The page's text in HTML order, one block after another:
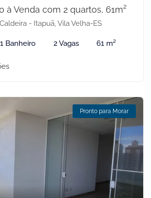
à Venda com 2 quartos, 61m²
- Itapuã, Vila Velha-ES
1 Banheiro 2 Vagas 61 m²
Pronto para Morar